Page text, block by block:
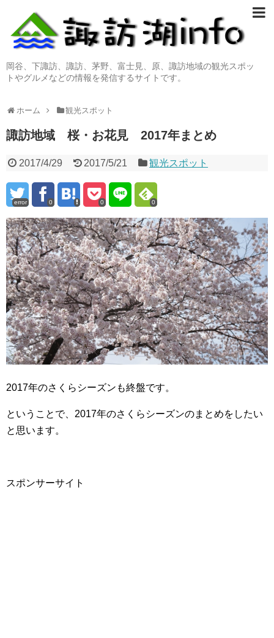
岡谷、下諏訪、諏訪、茅野、富士見、原、諏訪地域の観光スポッ
トやグルメなどの情報を発信するサイトです。
ホーム 観光スポット
諏訪地域 桜・お花見 2017年まとめ
2017/4/29 2017/5/21 観光スポット
error 0 0 0
2017年のさくらシーズンも終盤です。
ということで、2017年のさくらシーズンのまとめをしたい
と思います。
スポンサーサイト